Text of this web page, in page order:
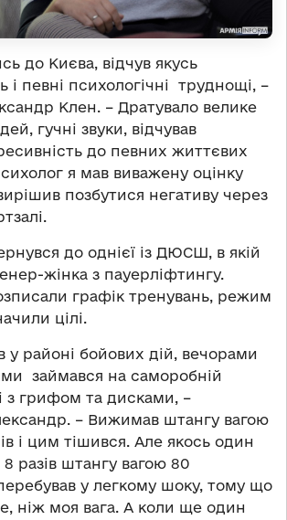
до Києва, відчув якусь
і певні психологічні труднощі, –
Клен. – Дратувало велике
гучні звуки, відчував
до певних життєвих
я мав виважену оцінку
позбутися негативу через
до однієї із ДЮСШ, в якій
жінка з пауерліфтингу.
графік тренувань, режим
цілі.
районі бойових дій, вечорами
займався на саморобній
з грифом та дисками, –
– Вижимав штангу вагою
і цим тішився. Але якось один
разів штангу вагою 80
у легкому шоку, тому що
ніж моя вага. А коли ще один